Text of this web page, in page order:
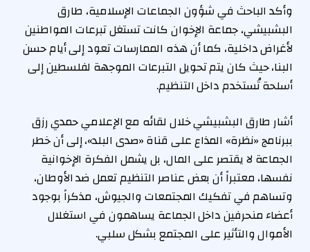
وأكد الباحث في شؤون الجماعات الإسلامية، طارق
البشبيشي، جماعة الإخوان كانت تستغل تبرعات المواطنين
لأغراض داخلية، كما أن هذه الممارسات تعود إلى أيام حسن
البنا، حيث كان يتم تحويل التبرعات الموجهة لفلسطين إلى
أسلحة تُستخدم داخل التنظيم.
أشار طارق البشبيشي خلال لقائه مع الإعلامي حمدي رزق
ببرنامج «نظرة» المذاع على قناة «صدى البلد»، إلى أن خطر
الجماعة لا يقتصر على المال، بل يشمل الفكرة الإخوانية
نفسها، معتبراً أن بعض عناصر التنظيم تعمل ضد الأوطان،
وتساهم في تفكيك المجتمعات والجيوش، مذكراً بوجود
أعضاء منحرفين داخل الجماعة يساهمون في استغلال
الأموال والتأثير على المجتمع بشكل سلبي.